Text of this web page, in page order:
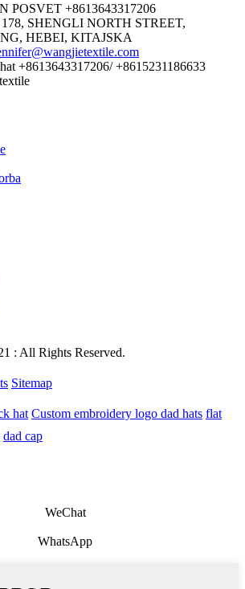
POSVET +8613643317206
178, SHENGLI NORTH STREET,
HEBEI, KITAJSKA
+8613643317206/ +8615231186633
: All Rights Reserved.
Sitemap
hat Custom embroidery logo dad hats flat
dad cap
WeChat
WhatsApp